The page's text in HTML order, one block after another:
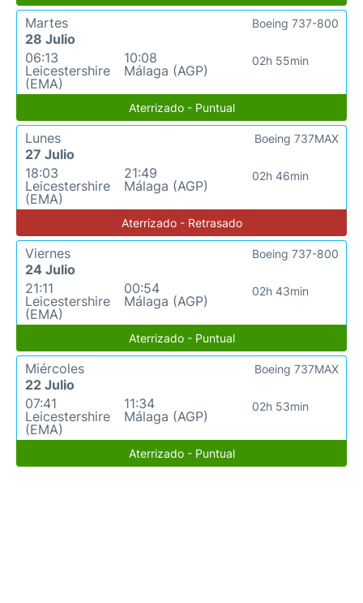
Martes
28 Julio
06:13
Leicestershire
(EMA)
10:08
Málaga (AGP)
02h 55min
Boeing 737-800
Aterrizado - Puntual
Lunes
27 Julio
18:03
Leicestershire
(EMA)
21:49
Málaga (AGP)
02h 46min
Boeing 737MAX
Aterrizado - Retrasado
Viernes
24 Julio
21:11
Leicestershire
(EMA)
00:54
Málaga (AGP)
02h 43min
Boeing 737-800
Aterrizado - Puntual
Miércoles
22 Julio
07:41
Leicestershire
(EMA)
11:34
Málaga (AGP)
02h 53min
Boeing 737MAX
Aterrizado - Puntual